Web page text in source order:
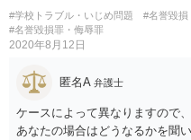
#学校トラブル・いじめ問題 #名誉毀損
#名誉毀損罪・侮辱罪
2020年8月12日
匿名A 弁護士
ケースによって異なりますので
あなたの場合はどうなるかを聞